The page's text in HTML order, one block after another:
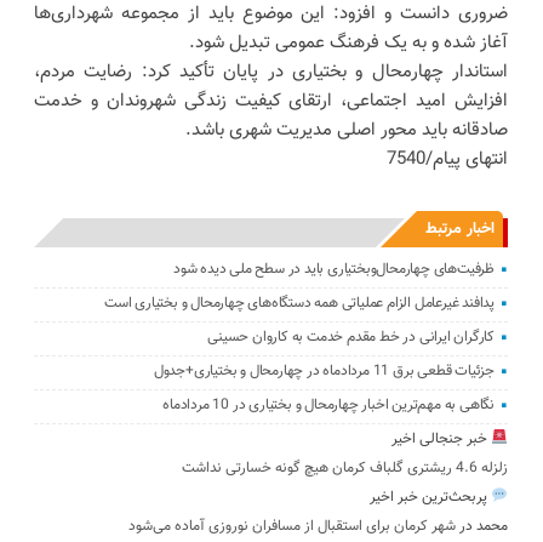
ضروری دانست و افزود: این موضوع باید از مجموعه شهرداری‌ها
آغاز شده و به یک فرهنگ عمومی تبدیل شود.
استاندار چهارمحال و بختیاری در پایان تأکید کرد: رضایت مردم،
افزایش امید اجتماعی، ارتقای کیفیت زندگی شهروندان و خدمت
صادقانه باید محور اصلی مدیریت شهری باشد.
انتهای پیام/7540
اخبار مرتبط
ظرفیت‌های چهارمحال‌وبختیاری باید در سطح ملی دیده شود
پدافند غیرعامل الزام عملیاتی همه دستگاه‌های چهارمحال و بختیاری است
کارگران ایرانی در خط مقدم خدمت به کاروان حسینی
جزئیات قطعی برق 11 مردادماه در چهارمحال و بختیاری+جدول
نگاهی به مهم‌ترین اخبار چهارمحال و بختیاری در 10 مردادماه
خبر جنجالی اخیر
زلزله 4.6 ریشتری گلباف کرمان هیچ گونه خسارتی نداشت
پربحث‌ترین خبر اخیر
محمد درشهر کرمان برای استقبال از مسافران نوروزی آماده می‌شود